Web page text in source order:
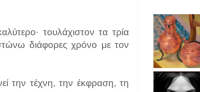
τουλάχιστον τα τρία
διάφορες χρόνο με τον
την τέχνη, την έκφραση, τη